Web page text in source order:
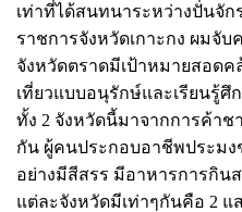
เท่าที่ได้สนทนาระหว่างปั่นจั
ราชการจังหวัดเกาะกง ผมจับ
จังหวัดตราดมีเป้าหมายสอดค
เที่ยวแบบอนุรักษ์และเรียนรู้
ทั้ง 2 จังหวัดนี้มาจากการค้าช
กัน ผู้คนประกอบอาชีพประม
อย่างมีสีสรร มีอาหารการกิน
แต่ละจังหวัดมีเท่าๆกันคือ 2 แ